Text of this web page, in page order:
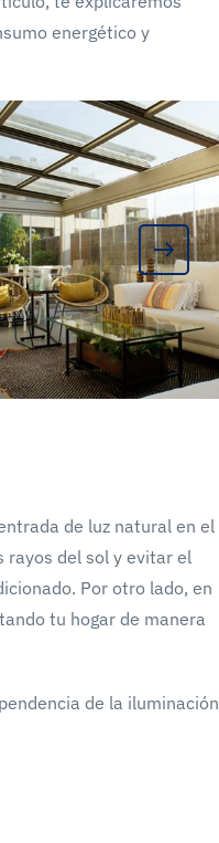
energético y
de luz natural en el
rayos del sol y evitar el
Por otro lado, en
tu hogar de manera
de la iluminación